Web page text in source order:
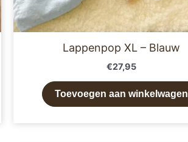
Lappenpop XL – Blauw
€27,95
Toevoegen aan winkelwagen